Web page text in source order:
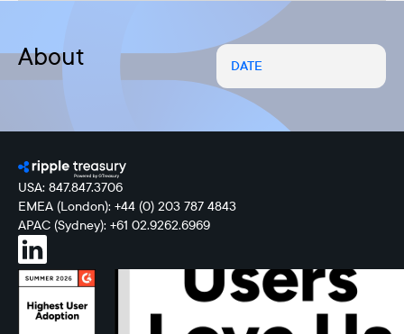
About DATE
USA: 847.847.3706
EMEA (London): +44 (0) 203 787 4843
APAC (Sydney): +61 02.9262.6969